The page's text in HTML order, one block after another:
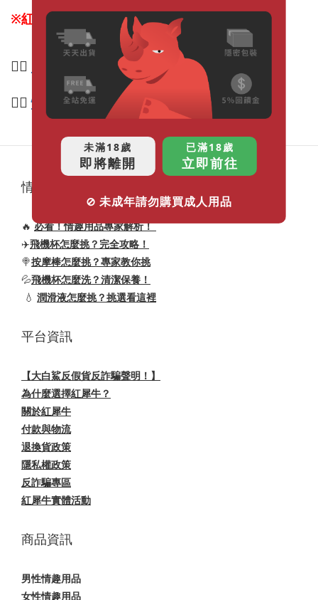
※紅犀牛保有活動最終解釋權與更改權。
👉🏻
👉🏻情趣專業新知
情趣懶人包
🔥 必看！情趣用品專家解析！
✈️飛機杯怎麼挑？完全攻略！
🍭按摩棒怎麼挑？專家教你挑
💦飛機杯怎麼洗？清潔保養！
💧 潤滑液怎麼挑？挑選看這裡
平台資訊
【大白鯊反假貨反詐騙聲明！】
為什麼選擇紅犀牛？
關於紅犀牛
付款與物流
退換貨政策
隱私權政策
反詐騙專區
紅犀牛實體活動
商品資訊
男性情趣用品
女性情趣用品
未滿18歲
即將離開
已滿18歲
立即前往
⊘ 未成年請勿購買成人用品